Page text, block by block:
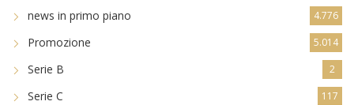
news in primo piano 4.776
Promozione 5.014
Serie B 2
Serie C 117